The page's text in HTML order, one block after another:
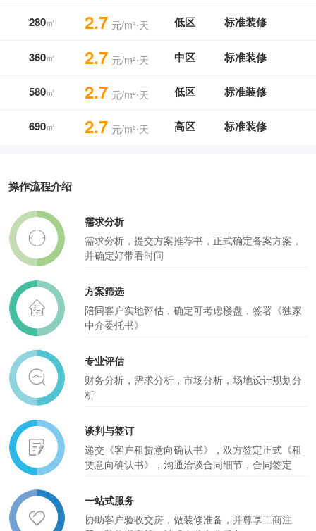
280㎡ 2.7 元/m²⋅天 低区 标准装修
360㎡ 2.7 元/m²⋅天 中区 标准装修
580㎡ 2.7 元/m²⋅天 低区 标准装修
690㎡ 2.7 元/m²⋅天 高区 标准装修
操作流程介绍
需求分析
需求分析，提交方案推荐书，正式确定备案方案，
并确定好带看时间
方案筛选
陪同客户实地评估，确定可考虑楼盘，签署《独家
中介委托书》
专业评估
财务分析，需求分析，市场分析，场地设计规划分
析
谈判与签订
递交《客户租赁意向确认书》，双方签定正式《租
赁意向确认书》，沟通洽谈合同细节，合同签定
一站式服务
协助客户验收交房，做装修准备，并尊享工商注